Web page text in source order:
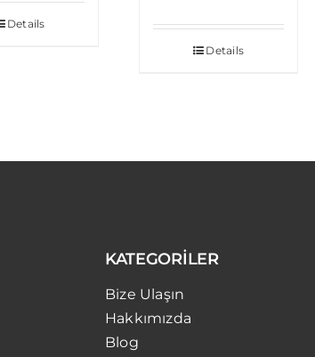
Details
Details
KATEGORİLER
Bize Ulaşın
Hakkımızda
Blog